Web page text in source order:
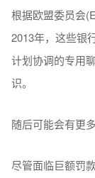
根据欧盟委员会
2013年，这些银
计划协调的专用
识。
随后可能会有更
尽管面临巨额罚